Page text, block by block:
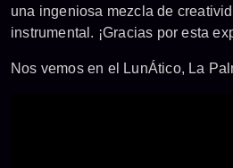
una ingeniosa mezcla de
instrumental. ¡Gracias por esta
Nos vemos en el LunÁtico, La